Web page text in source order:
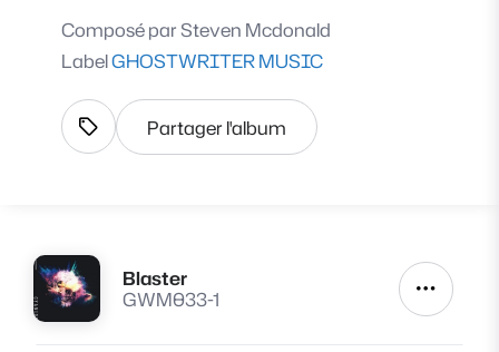
Composé parSteven Mcdonald
LabelGHOSTWRITER MUSIC
Afficher les tags
Partager l'album
Lire
Blaster
GWM033-1
Autres